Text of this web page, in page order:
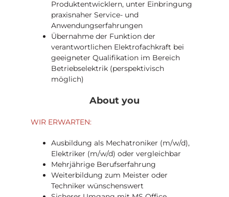
Produktentwicklern, unter Einbringung
praxisnaher Service- und
Anwendungserfahrungen
Übernahme der Funktion der
verantwortlichen Elektrofachkraft bei
geeigneter Qualifikation im Bereich
Betriebselektrik (perspektivisch
möglich)
About you
WIR ERWARTEN:
Ausbildung als Mechatroniker (m/w/d),
Elektriker (m/w/d) oder vergleichbar
Mehrjährige Berufserfahrung
Weiterbildung zum Meister oder
Techniker wünschenswert